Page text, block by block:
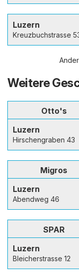
Luzern
Kreuzbuchstrasse
Weitere
Otto's
Luzern
Hirschengraben 43
Migros
Luzern
Abendweg 46
SPAR
Luzern
Bleicherstrasse 12